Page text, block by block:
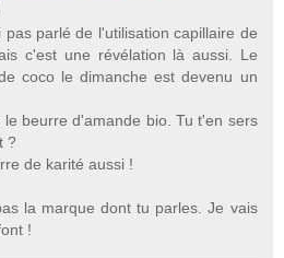
parlé de l'utilisation capillaire de
c'est une révélation là aussi. Le
coco le dimanche est devenu un
beurre d'amande bio. Tu t'en sers
?
de karité aussi !
la marque dont tu parles. Je vais
!